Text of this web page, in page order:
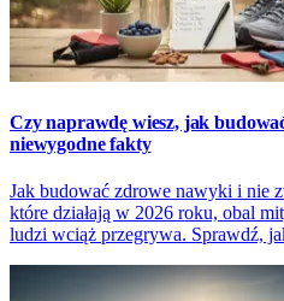
Czy naprawdę wiesz, jak
niewygodne fakty
Jak budować zdrowe nawyki i nie
które działają w 2026 roku, obal
ludzi wciąż przegrywa. Sprawdź,